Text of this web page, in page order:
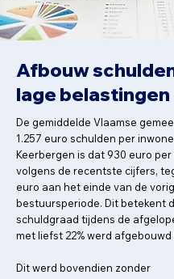
Afbouw
lage belastingen
De gemiddelde Vlaamse
1.257 euro schulden per
Keerbergen is dat 930 euro
volgens de recentste cijfers,
euro aan het einde van de
bestuursperiode. Dit betekent
schuldgraad tijdens de
met liefst 22% werd afgebouwd
Dit werd bovendien zonder